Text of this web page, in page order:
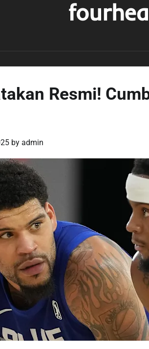
Resmi!
by admin